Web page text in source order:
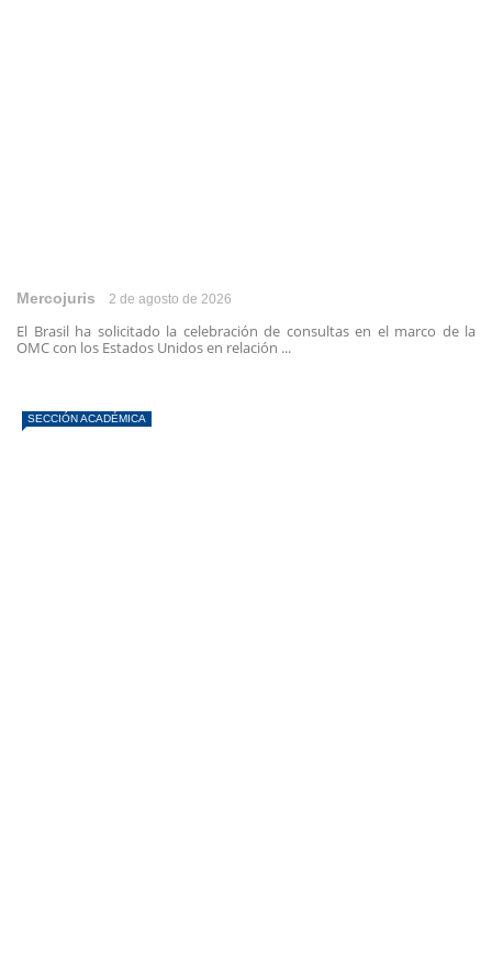
Mercojuris 2 de agosto de 2026
El Brasil ha solicitado la celebración de consultas en el marco de la
OMC con los Estados Unidos en relación ...
SECCIÓN ACADÉMICA